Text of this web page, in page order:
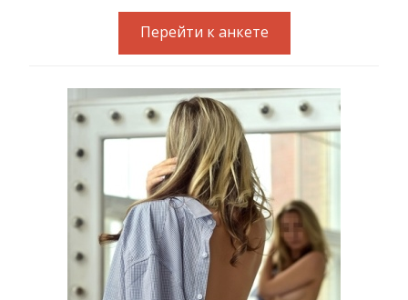
Перейти к анкете